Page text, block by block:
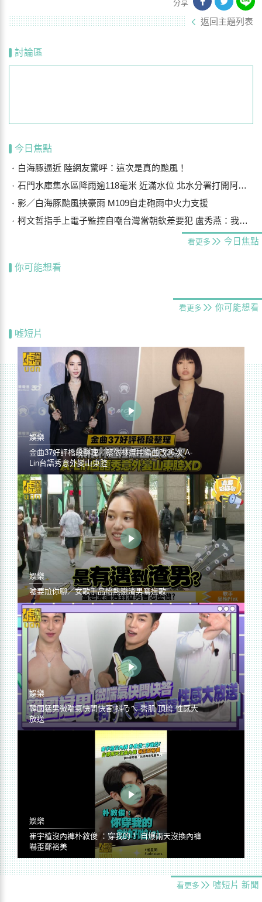
分享
返回主題列表
討論區
今日焦點
白海豚逼近 陸網友驚呼：這次是真的颱風！
石門水庫集水區降雨逾118毫米 近滿水位 北水分署打開阿姆坪防淤隧道
影／白海豚颱風挾豪雨 M109自走砲雨中火力支援
柯文哲指手上電子監控自嘲台灣當朝欽差要犯 盧秀燕：我們要更勇敢
看更多 今日焦點
你可能想看
看更多 你可能想看
噓短片
娛樂
金曲37好評橋段整理／蔡依林遭控編曲改36次 A-
Lin台語秀意外變山東腔
娛樂
噓要尬你聊／女歌手品怡熱戀渣男寫進歌
娛樂
韓國猛男微喘氣快問快答 抖ㄋㄟ 秀肌 頂胯 性感大
放送
娛樂
崔宇植沒內褲朴敘俊 ：穿我的！ 自爆兩天沒換內褲
嚇歪鄭裕美
看更多 噓短片 新聞